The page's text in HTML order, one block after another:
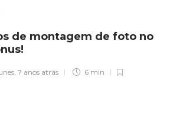
de montagem de foto no
7 anos atrás 6 min